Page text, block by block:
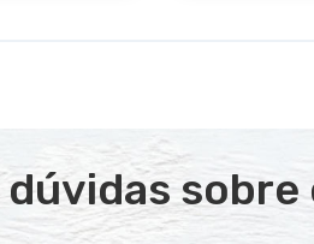
dúvidas